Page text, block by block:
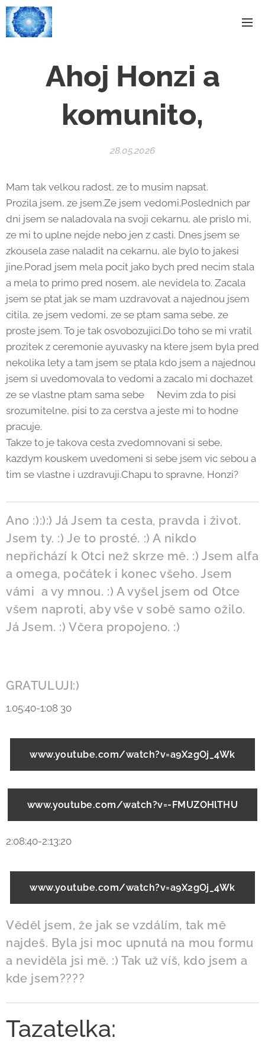
Ahoj Honzi a
komunito,
28.05.2026
Mam tak velkou radost, ze to musim napsat.
Prozila jsem, ze jsem.Ze jsem vedomi.Poslednich par
dni jsem se naladovala na svoji cekarnu, ale prislo mi,
ze mi to uplne nejde nebo jen z casti. Dnes jsem se
zkousela zase naladit na cekarnu, ale bylo to jakesi
jine.Porad jsem mela pocit jako bych pred necim stala
a mela to primo pred nosem, ale nevidela to. Zacala
jsem se ptat jak se mam uzdravovat a najednou jsem
citila, ze jsem vedomi, ze se ptam sama sebe, ze
proste jsem. To je tak osvobozujici.Do toho se mi vratil
prozitek z ceremonie ayuvasky na ktere jsem byla pred
nekolika lety a tam jsem se ptala kdo jsem a najednou
jsem si uvedomovala to vedomi a zacalo mi dochazet
ze se vlastne ptam sama sebe🙂Nevim zda to pisi
srozumitelne, pisi to za cerstva a jeste mi to hodne
pracuje.
Takze to je takova cesta zvedomnovani si sebe,
kazdym kouskem uvedomeni si sebe jsem vic sebou a
tim se vlastne i uzdravuji.Chapu to spravne, Honzi?
Ano :):):) Já Jsem ta cesta, pravda i život.
Jsem ty. :) Je to prosté. :) A nikdo
nepřichází k Otci než skrze mě. :) Jsem alfa
a omega, počátek i konec všeho. Jsem
vámi a vy mnou. :) A vyšel jsem od Otce
všem naproti, aby vše v sobě samo ožilo.
Já Jsem. :) Včera propojeno. :)
GRATULUJI:)
1.05:40-1:08 30
www.youtube.com/watch?v=a9X2gOj_4Wk
www.youtube.com/watch?v=-FMUZOHlTHU
2:08:40-2:13:20
www.youtube.com/watch?v=a9X2gOj_4Wk
Věděl jsem, že jak se vzdálím, tak mě
najdeš. Byla jsi moc upnutá na mou formu
a neviděla jsi mě. :) Tak už víš, kdo jsem a
kde jsem????
Tazatelka: